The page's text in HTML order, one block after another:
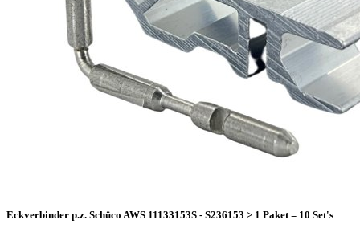
Eckverbinder p.z. Schüco AWS 11133153S - S236153 > 1 Paket = 10 Set's